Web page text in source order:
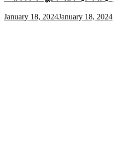
January 18, 2024January 18, 2024